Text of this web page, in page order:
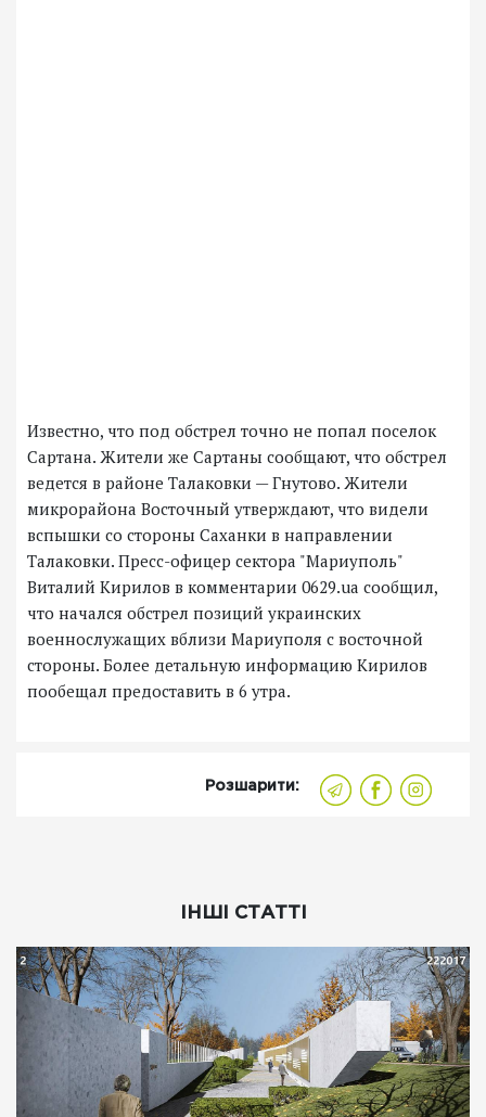
Известно, что под обстрел точно не попал поселок
Сартана. Жители же Сартаны сообщают, что обстрел
ведется в районе Талаковки — Гнутово. Жители
микрорайона Восточный утверждают, что видели
вспышки со стороны Саханки в направлении
Талаковки. Пресс-офицер сектора "Мариуполь"
Виталий Кирилов в комментарии 0629.ua сообщил,
что начался обстрел позиций украинских
военнослужащих вблизи Мариуполя с восточной
стороны. Более детальную информацию Кирилов
пообещал предоставить в 6 утра.
Розшарити:
ІНШІ СТАТТІ